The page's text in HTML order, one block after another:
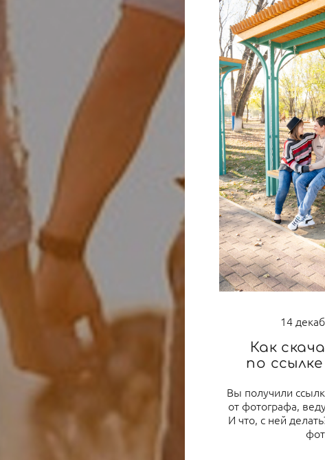
14
Как
по
Вы получили
от фотографа,
И что, с ней